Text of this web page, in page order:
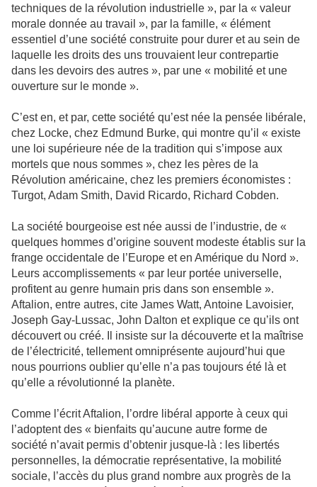
techniques de la révolution industrielle », par la « valeur
morale donnée au travail », par la famille, « élément
essentiel d’une société construite pour durer et au sein de
laquelle les droits des uns trouvaient leur contrepartie
dans les devoirs des autres », par une « mobilité et une
ouverture sur le monde ».
C’est en, et par, cette société qu’est née la pensée libérale,
chez Locke, chez Edmund Burke, qui montre qu’il « existe
une loi supérieure née de la tradition qui s’impose aux
mortels que nous sommes », chez les pères de la
Révolution américaine, chez les premiers économistes :
Turgot, Adam Smith, David Ricardo, Richard Cobden.
La société bourgeoise est née aussi de l’industrie, de «
quelques hommes d’origine souvent modeste établis sur la
frange occidentale de l’Europe et en Amérique du Nord ».
Leurs accomplissements « par leur portée universelle,
profitent au genre humain pris dans son ensemble ».
Aftalion, entre autres, cite James Watt, Antoine Lavoisier,
Joseph Gay-Lussac, John Dalton et explique ce qu’ils ont
découvert ou créé. Il insiste sur la découverte et la maîtrise
de l’électricité, tellement omniprésente aujourd’hui que
nous pourrions oublier qu’elle n’a pas toujours été là et
qu’elle a révolutionné la planète.
Comme l’écrit Aftalion, l’ordre libéral apporte à ceux qui
l’adoptent des « bienfaits qu’aucune autre forme de
société n’avait permis d’obtenir jusque-là : les libertés
personnelles, la démocratie représentative, la mobilité
sociale, l’accès du plus grand nombre aux progrès de la